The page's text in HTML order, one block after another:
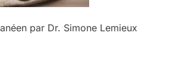
par Dr. Simone Lemieux